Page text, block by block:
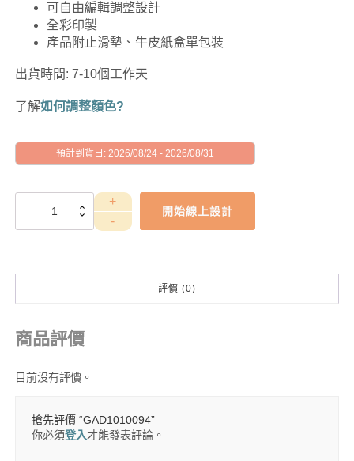
可自由編輯調整設計
全彩印製
產品附止滑墊、牛皮紙盒單包裝
出貨時間: 7-10個工作天
了解如何調整顏色?
預計到貨日: 2026/08/24 - 2026/08/31
GAD1010094
開始線上設計
評價 (0)
商品評價
目前沒有評價。
搶先評價 “GAD1010094”
你必須登入才能發表評論。